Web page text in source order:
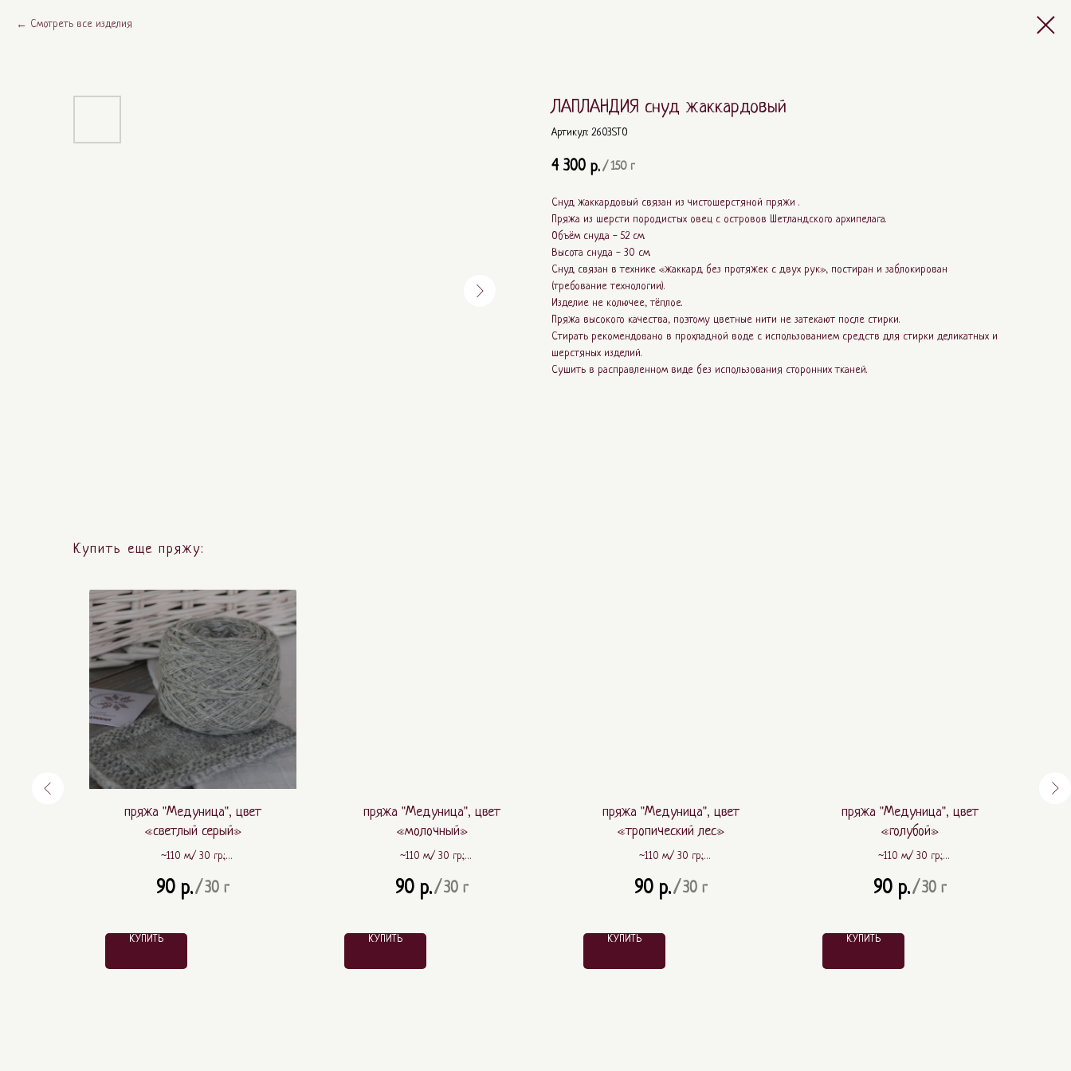
Смотреть все изделия
ЛАПЛАНДИЯ снуд жаккардовый
Артикул: 2603STO
4 300 р./150 г
Снуд жаккардовый связан из чистошерстяной пряжи .
Пряжа из шерсти породистых овец с островов Шетландского архипелага.
Объём снуда - 52 см.
Высота снуда - 30 см.
Снуд связан в технике «жаккард без протяжек с двух рук», постиран и заблокирован
(требование технологии).
Изделие не колючее, тёплое.
Пряжа высокого качества, поэтому цветные нити не затекают после стирки.
Стирать рекомендовано в прохладной воде с использованием средств для стирки деликатных и
шерстяных изделий.
Сушить в расправленном виде без использования сторонних тканей.
Купить еще пряжу:
пряжа "Медуница", цвет
«светлый серый»
~110 м./ 30 гр.;
90 р./30 г
КУПИТЬ
пряжа "Медуница", цвет
«молочный»
~110 м./ 30 гр.;
90 р./30 г
КУПИТЬ
пряжа "Медуница", цвет
«тропический лес»
~110 м./ 30 гр.;
90 р./30 г
КУПИТЬ
пряжа "Медуница", цвет
«голубой»
~110 м./ 30 гр.;
90 р./30 г
КУПИТЬ